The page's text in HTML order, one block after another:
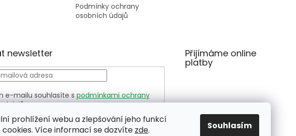
prohlížení webu a zlepšování jeho funkcí
Více informací se dozvíte zde. Souhlasím
Podmínky ochrany
osobních údajů
newsletter
e-mailu souhlasíte s podmínkami ochrany
údajů
Přijímáme online
platby